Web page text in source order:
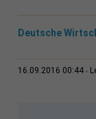
Deutsche
16.09.2016 00:44